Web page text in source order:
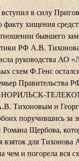
в силу
факту хищения
бывшего
РФ А.В.
руководства АО
схем Ф.Генс
Правительства
Тихоновым и
поручившись за
Щербова,
взяток для Тихонова
чем и погорела вся